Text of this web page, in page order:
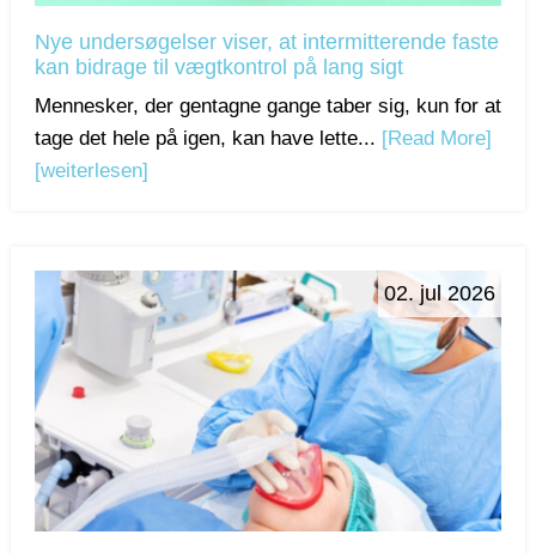
Nye undersøgelser viser, at intermitterende faste
kan bidrage til vægtkontrol på lang sigt
Mennesker, der gentagne gange taber sig, kun for at
tage det hele på igen, kan have lette... [Read More]
[weiterlesen]
02. jul 2026